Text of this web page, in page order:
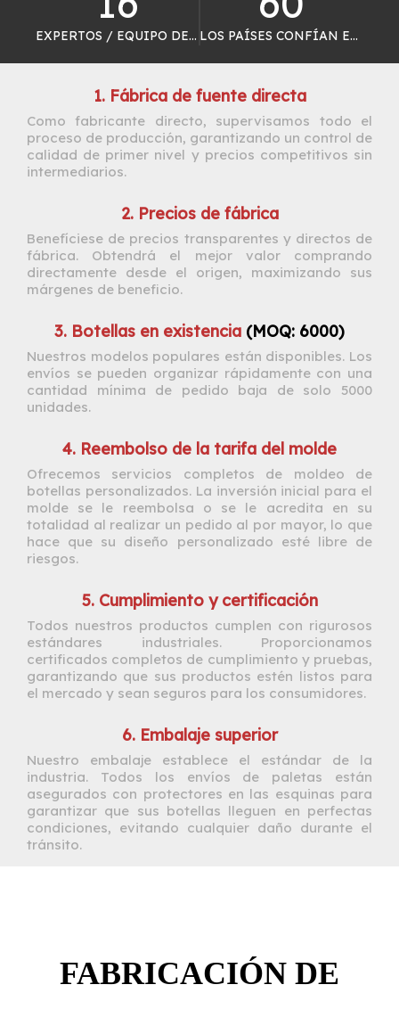
EXPERTOS / EQUIPO DE CONTROL DE CALIDAD LOS PAÍSES CONFÍAN EN NOSOTROS
1. Fábrica de fuente directa
Como fabricante directo, supervisamos todo el
proceso de producción, garantizando un control de
calidad de primer nivel y precios competitivos sin
intermediarios.
2. Precios de fábrica
Benefíciese de precios transparentes y directos de
fábrica. Obtendrá el mejor valor comprando
directamente desde el origen, maximizando sus
márgenes de beneficio.
3. Botellas en existencia (MOQ: 6000)
Nuestros modelos populares están disponibles. Los
envíos se pueden organizar rápidamente con una
cantidad mínima de pedido baja de solo 5000
unidades.
4. Reembolso de la tarifa del molde
Ofrecemos servicios completos de moldeo de
botellas personalizados. La inversión inicial para el
molde se le reembolsa o se le acredita en su
totalidad al realizar un pedido al por mayor, lo que
hace que su diseño personalizado esté libre de
riesgos.
5. Cumplimiento y certificación
Todos nuestros productos cumplen con rigurosos
estándares industriales. Proporcionamos
certificados completos de cumplimiento y pruebas,
garantizando que sus productos estén listos para
el mercado y sean seguros para los consumidores.
6. Embalaje superior
Nuestro embalaje establece el estándar de la
industria. Todos los envíos de paletas están
asegurados con protectores en las esquinas para
garantizar que sus botellas lleguen en perfectas
condiciones, evitando cualquier daño durante el
tránsito.
FABRICACIÓN DE